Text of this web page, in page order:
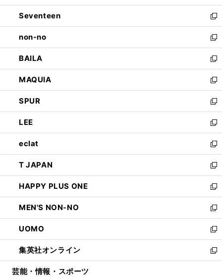
開
く
ウ
で
開
く
ン
ド
ウ
で
開
く
Seventeen
新
し
い
ウ
ィ
ン
ド
ウ
で
開
く
non-no
新
し
い
ウ
ィ
ン
ド
ウ
で
開
く
BAILA
新
し
い
ウ
ィ
ン
ド
ウ
で
開
く
MAQUIA
新
し
い
ウ
ィ
ン
ド
ウ
で
開
く
SPUR
新
し
い
ウ
ィ
ン
ド
ウ
で
開
く
LEE
新
し
い
ウ
ィ
ン
ド
ウ
で
開
く
eclat
新
し
い
ウ
ィ
ン
ド
ウ
で
開
く
T JAPAN
新
し
い
ウ
ィ
ン
ド
ウ
で
開
HAPPY PLUS ONE
新
し
い
ウ
ィ
ン
ド
ウ
MEN'S NON-NO
新
し
い
ウ
ィ
ン
UOMO
新
し
い
ウ
集英社オンライン
新
し
芸能・情報・スポーツ